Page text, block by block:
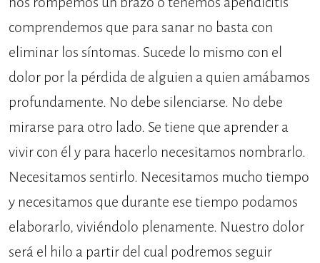
comprendemos que para sanar no basta con
eliminar los síntomas. Sucede lo mismo con el
dolor por la pérdida de alguien a quien amábamos
profundamente. No debe silenciarse. No debe
mirarse para otro lado. Se tiene que aprender a
vivir con él y para hacerlo necesitamos nombrarlo.
Necesitamos sentirlo. Necesitamos mucho tiempo
y necesitamos que durante ese tiempo podamos
elaborarlo, viviéndolo plenamente. Nuestro dolor
será el hilo a partir del cual podremos seguir